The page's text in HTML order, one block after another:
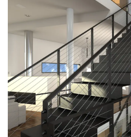
AR